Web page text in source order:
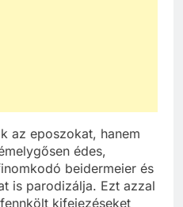
az eposzokat, hanem
édes,
beidermeier és
is parodizálja. Ezt azzal
kifejezéseket